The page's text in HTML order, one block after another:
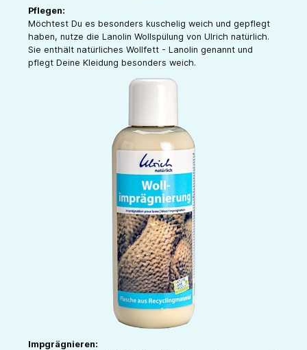
Pflegen:
Möchtest Du es besonders kuschelig weich und gepflegt
haben, nutze die Lanolin Wollspülung von Ulrich natürlich.
Sie enthält natürliches Wollfett - Lanolin genannt und
pflegt Deine Kleidung besonders weich.
Impgrägnieren: